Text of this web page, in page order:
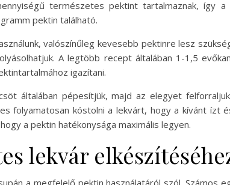
természetes pektint tartalmaznak, így
pektin található.
valószínűleg kevesebb pektinre lesz
A legtöbb recept általában 1-1,5
igazítani.
általában pépesítjük, majd az elegyet
folyamatosan kóstolni a lekvárt, hogy a kívánt ízt
a pektin hatékonysága maximális legyen.
lekvár